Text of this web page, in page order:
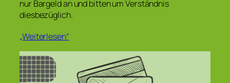
nur Bargeld an und bitten um Verständnis
diesbezüglich.
„Weiterlesen“